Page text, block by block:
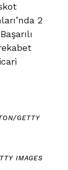
2
GETTY
IMAGES